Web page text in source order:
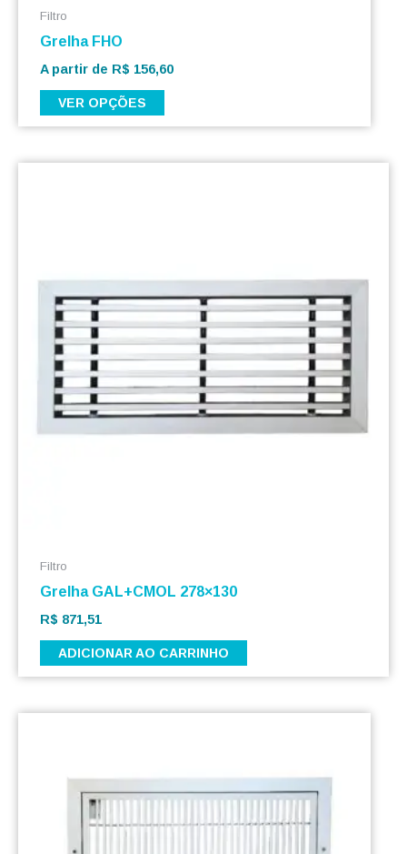
Filtro
Grelha FHO
A partir de R$ 156,60
VER OPÇÕES
Filtro
Grelha GAL+CMOL 278×130
R$ 871,51
ADICIONAR AO CARRINHO